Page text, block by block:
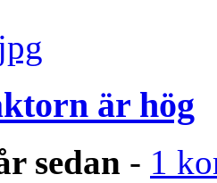
är hög
sedan - 1